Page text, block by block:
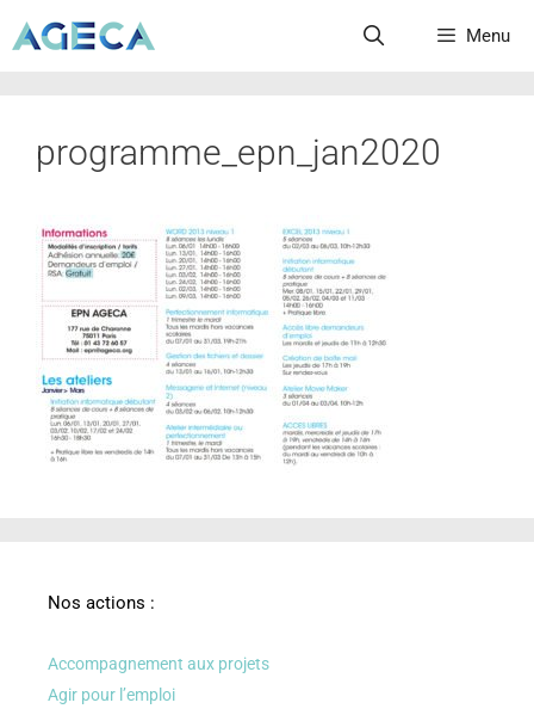
Menu
programme_epn_jan2020
Nos actions :
Accompagnement aux projets
Agir pour l’emploi